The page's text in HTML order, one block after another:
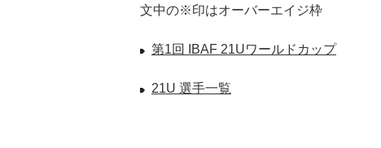
文中の※印はオーバーエイジ枠
第1回 IBAF 21Uワールドカップ
21U 選手一覧